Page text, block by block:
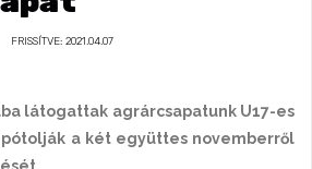
FRISSÍTVE: 2021.04.07
látogattak agrárcsapatunk U17-es
a két együttes novemberről